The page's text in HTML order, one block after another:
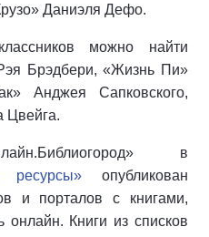
Даниэля Дефо.
можно найти
Брэдбери, «Жизнь Пи»
Анджея Сапковского,
Цвейга.
в
ресурсы» опубликован
и порталов с книгами,
онлайн. Книги из списков